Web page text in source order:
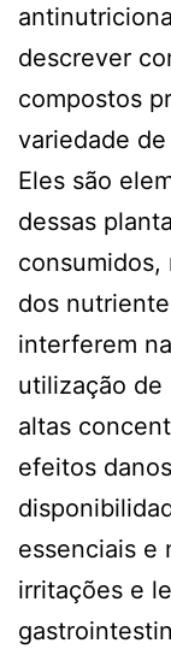
descrever
compostos
variedade
Eles são
dessas
consumidos,
dos
interferem
utilização de
altas
efeitos
essenciais e
irritações e